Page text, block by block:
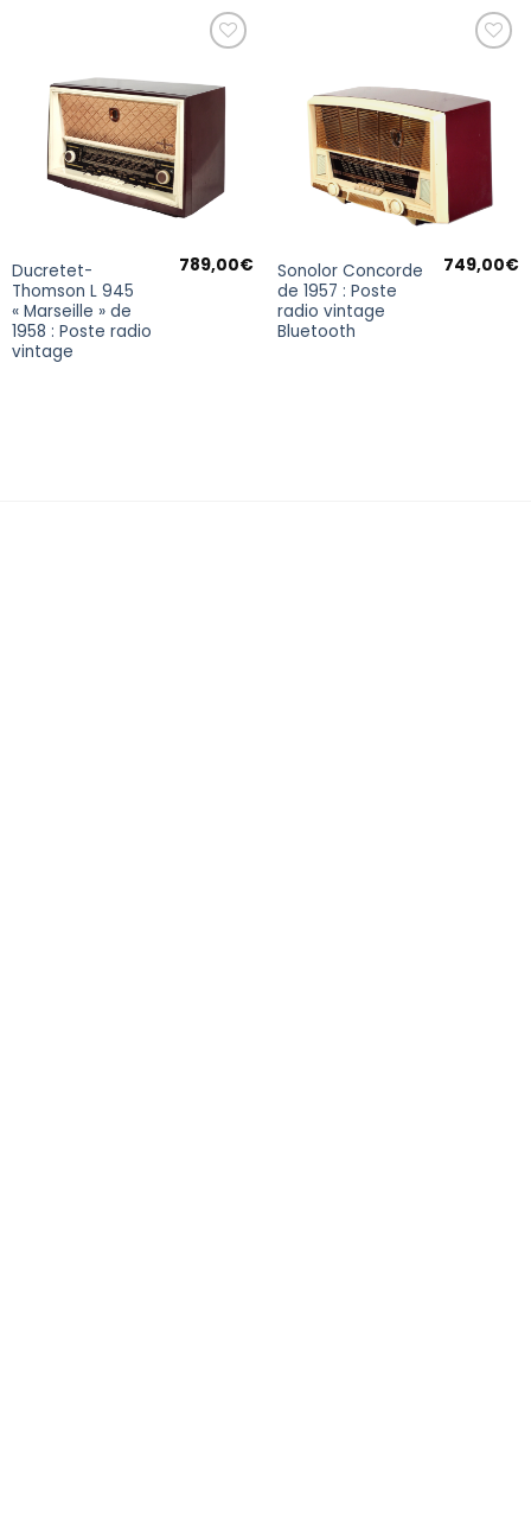
à la
wishlist
Ducretet-
Thomson L 945
« Marseille » de
1958 : Poste radio
vintage
789,00€
wishlist
Sonolor Concorde
de 1957 : Poste
radio vintage
Bluetooth
749,00€